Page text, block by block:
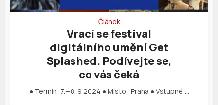
Článek
Vrací se festival
digitálního umění Get
Splashed. Podívejte se,
co vás čeká
● Termín: 7.—8. 9 2024 ● Místo: Praha ● Vstupné:…